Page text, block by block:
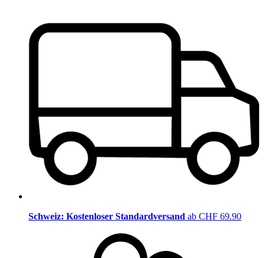
Schweiz: Kostenloser Standardversand ab CHF 69.90